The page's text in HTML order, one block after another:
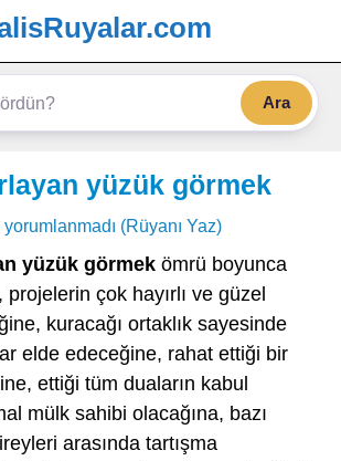
Ara
yüzük görmek
(Rüyanı Yaz)
yüzük görmek ömrü boyunca
projelerin çok hayırlı ve güzel
kuracağı ortaklık sayesinde
elde edeceğine, rahat ettiği bir
ettiği tüm duaların kabul
mülk sahibi olacağına, bazı
arasında tartışma